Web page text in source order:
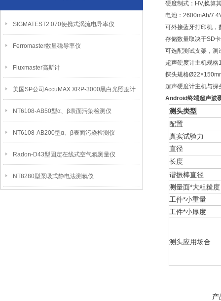
SIGMATEST2.070便携式涡流电导率仪
Ferromaster数显磁导率仪
Fluxmaster高斯计
美国SP公司AccuMAX XRP-3000黑白光照度计
NT6108-AB50型α、β表面污染检测仪
NT6108-AB200型α、β表面污染检测仪
Radon-D43型固定在线式空气氡测量仪
NT8280型泵吸式静电法测氡仪
硬度制式：HV,换算
电池：2600mAh/
可外接蓝牙打印机，
存储数量取决于SD
可选配测试支架，测
超声硬度计主机规
探头规格
超声硬度计主机与探
Android终端超声波
测头类型
配置
真实试验力
直径
长度
谐振棒直径
测量面*大粗糙度
工件*小重量
工件*小厚度
测头应用场合
产